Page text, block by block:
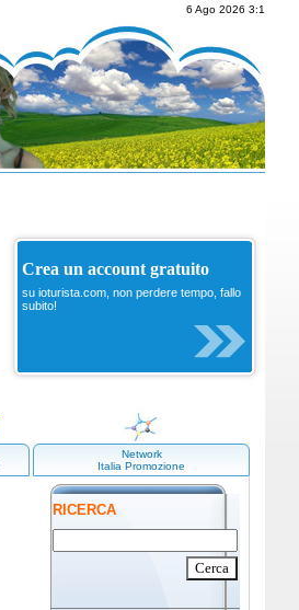
6 Ago 2026 3:1
Crea un account gratuito
su ioturista.com, non perdere tempo, fallo
subito!
Network
Italia Promozione
RICERCA